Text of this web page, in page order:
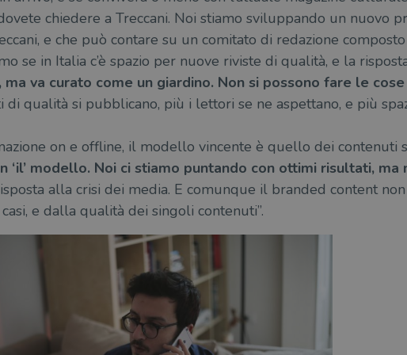
chiedere a Treccani. Noi stiamo sviluppando un nuovo
e che può contare su un comitato di redazione
se in Italia c’è spazio per nuove riviste di qualità, e la
va curato come un giardino. Non si possono fare le cose
di qualità si pubblicano, più i lettori se ne aspettano, e più
on e offline, il modello vincente è quello dei contenuti
‘il’ modello. Noi ci stiamo puntando con ottimi risultati, ma
alla crisi dei media. E comunque il branded content
e dalla qualità dei singoli contenuti”.